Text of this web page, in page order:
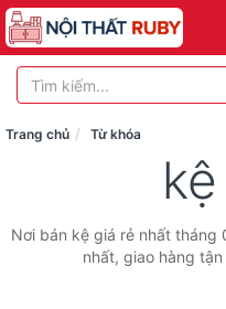
Trang chủ Từ khóa
kệ
Nơi bán kệ giá rẻ nhất
nhất, giao hàng